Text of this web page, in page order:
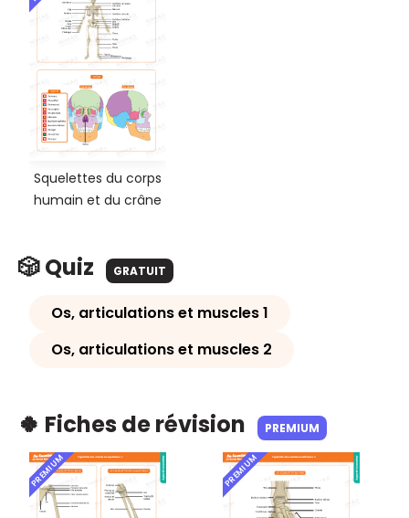
Squelettes du corps
humain et du crâne
🎲 Quiz GRATUIT
Os, articulations et muscles 1
Os, articulations et muscles 2
🍀 Fiches de révision PREMIUM
PREMIUM PREMIUM